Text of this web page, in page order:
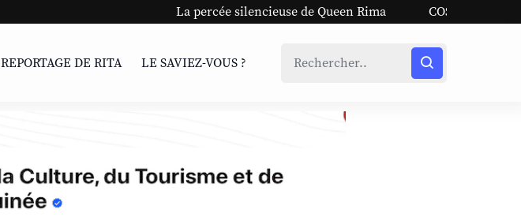
La percée silencieuse de Queen Rima COSMOJAZZ 2026 | Les plus belles
REPORTAGE DE RITA LE SAVIEZ-VOUS ?